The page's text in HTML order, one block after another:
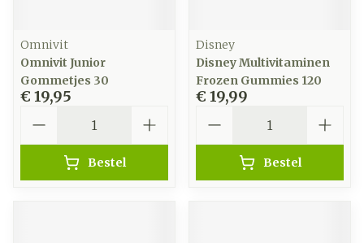
Omnivit
Omnivit Junior
Gommetjes 30
€ 19,95
Bestel
Disney
Disney Multivitaminen
Frozen Gummies 120
€ 19,99
Bestel